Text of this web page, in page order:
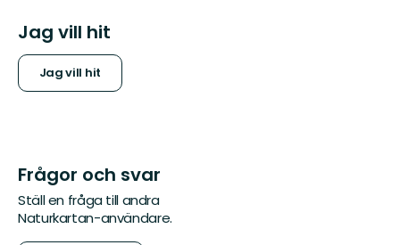
Jag vill hit
Jag vill hit
Frågor och svar
Ställ en fråga till andra
Naturkartan-användare.